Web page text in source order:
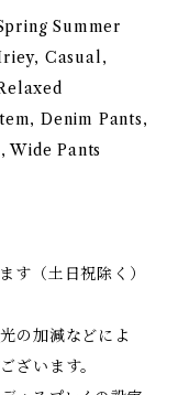
Summer
Casual,
Denim Pants,
Wide Pants
す（土日祝除く）
の加減などによ
ざいます。